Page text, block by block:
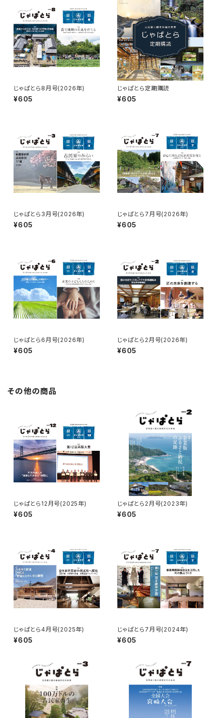
じゃぱとら8月号(2026年)
¥605
じゃぱとら定期購読
¥605
じゃぱとら3月号(2026年)
¥605
じゃぱとら7月号(2026年)
¥605
じゃぱとら6月号(2026年)
¥605
じゃぱとら2月号(2026年)
¥605
その他の商品
じゃぱとら12月号(2025年)
¥605
じゃぱとら2月号(2023年)
¥605
じゃぱとら4月号(2025年)
¥605
じゃぱとら7月号(2024年)
¥605